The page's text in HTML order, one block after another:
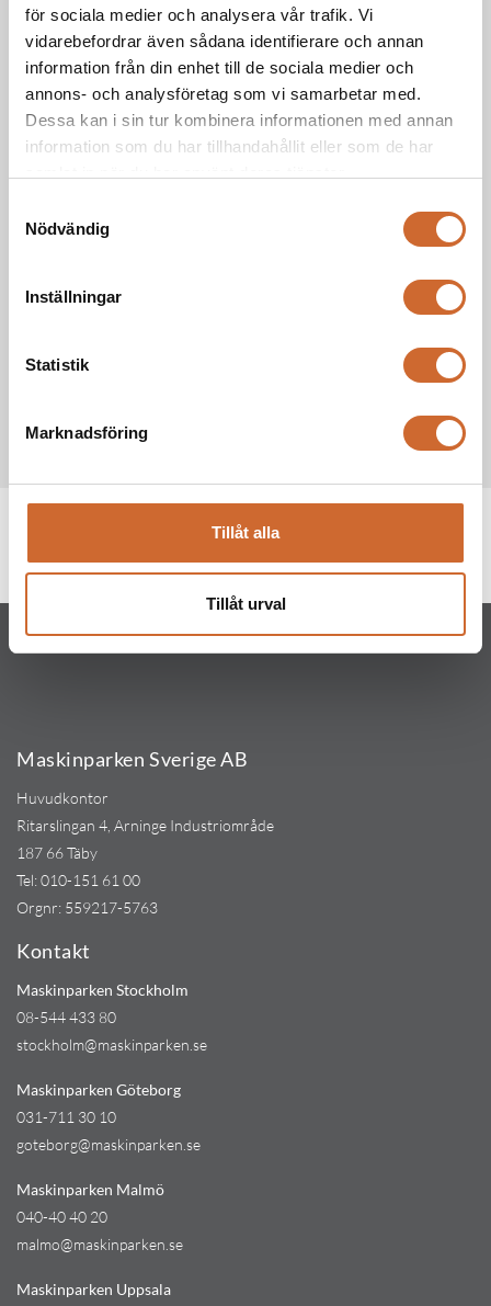
för sociala medier och analysera vår trafik. Vi
vidarebefordrar även sådana identifierare och annan
information från din enhet till de sociala medier och
annons- och analysföretag som vi samarbetar med.
Dessa kan i sin tur kombinera informationen med annan
information som du har tillhandahållit eller som de har
Nödvändig
Inställningar
Statistik
Marknadsföring
Tillåt alla
Tillåt urval
Klippbredd 1320-1800mm
Klipphöjd 30-112mm
Produkttaggar
Maskinparken Sverige AB
Huvudkontor
Ritarslingan 4, Arninge Industriområde
187 66 Täby
Tel:010-151 61 00
Orgnr: 559217-5763
Kontakt
Maskinparken Stockholm
08-544 433 80
stockholm@maskinparken.se
Maskinparken Göteborg
031-711 30 10
goteborg@maskinparken.se
Maskinparken Malmö
040-40 40 20
malmo@maskinparken.se
Maskinparken Uppsala